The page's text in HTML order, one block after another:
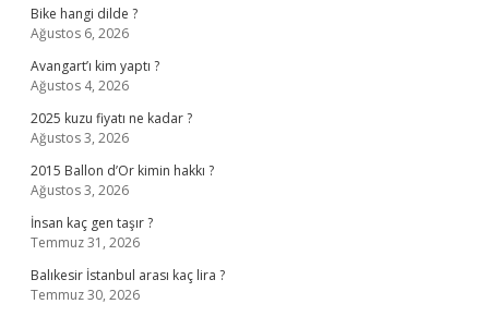
Bike hangi dilde ?
Ağustos 6, 2026
Avangart’ı kim yaptı ?
Ağustos 4, 2026
2025 kuzu fiyatı ne kadar ?
Ağustos 3, 2026
2015 Ballon d’Or kimin hakkı ?
Ağustos 3, 2026
İnsan kaç gen taşır ?
Temmuz 31, 2026
Balıkesir İstanbul arası kaç lira ?
Temmuz 30, 2026